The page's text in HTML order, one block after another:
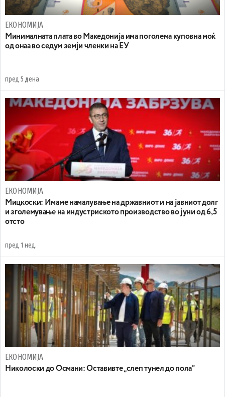
ЕКОНОМИЈА
Минималната плата во Македонија има поголема куповна моќ
од онаа во седум земји членки на ЕУ
пред 5 дена
ЕКОНОМИЈА
Mицкоски: Имаме намалување на државниот и на јавниот долг
и зголемување на индустриското производство во јуни од 6,5
отсто
пред 1 нед.
ЕКОНОМИЈА
Николоски до Османи: Oставивте „слеп тунел до пола“